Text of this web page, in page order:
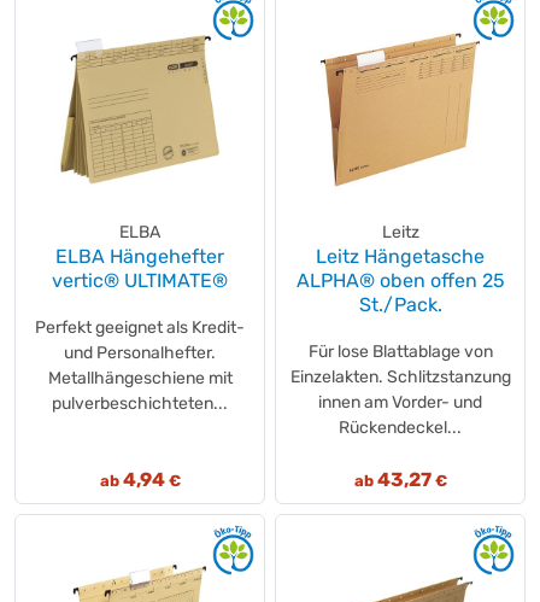
ELBA
ELBA Hängehefter
vertic® ULTIMATE®
Perfekt geeignet als Kredit-
und Personalhefter.
Metallhängeschiene mit
pulverbeschichteten...
ab 4,94€
Leitz
Leitz Hängetasche
ALPHA® oben offen 25
St./Pack.
Für lose Blattablage von
Einzelakten. Schlitzstanzung
innen am Vorder- und
Rückendeckel...
ab 43,27€